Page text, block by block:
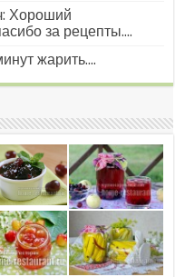
Хороший
за рецепты....
жарить....